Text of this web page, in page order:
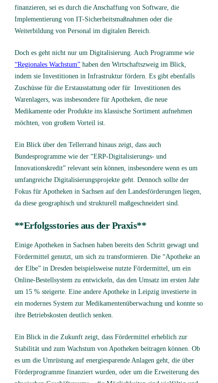
finanzieren, sei es durch die Anschaffung von Software, die
Implementierung von IT-Sicherheitsmaßnahmen oder die
Weiterbildung von Personal im digitalen Bereich.
Doch es geht nicht nur um Digitalisierung. Auch Programme wie
“Regionales Wachstum” haben den Wirtschaftszweig im Blick,
indem sie Investitionen in Infrastruktur fördern. Es gibt ebenfalls
Zuschüsse für die Erstausstattung oder für Investitionen des
Warenlagers, was insbesondere für Apotheken, die neue
Medikamente oder Produkte ins klassische Sortiment aufnehmen
möchten, von großem Vorteil ist.
Ein Blick über den Tellerrand hinaus zeigt, dass auch
Bundesprogramme wie der “ERP-Digitalisierungs- und
Innovationskredit” relevant sein können, insbesondere wenn es um
umfangreiche Digitalisierungsprojekte geht. Dennoch sollte der
Fokus für Apotheken in Sachsen auf den Landesförderungen liegen,
da diese geographisch und strukturell maßgeschneidert sind.
**Erfolgsstories aus der Praxis**
Einige Apotheken in Sachsen haben bereits den Schritt gewagt und
Fördermittel genutzt, um sich zu transformieren. Die “Apotheke an
der Elbe” in Dresden beispielsweise nutzte Fördermittel, um ein
Online-Bestellsystem zu entwickeln, das den Umsatz im ersten Jahr
um 15 % steigerte. Eine andere Apotheke in Leipzig investierte in
ein modernes System zur Medikamentenüberwachung und konnte so
ihre Betriebskosten deutlich senken.
Ein Blick in die Zukunft zeigt, dass Fördermittel erheblich zur
Stabilität und zum Wachstum von Apotheken beitragen können. Ob
es um die Umrüstung auf energiesparende Anlagen geht, die über
Förderprogramme finanziert wurden, oder um die Erweiterung des